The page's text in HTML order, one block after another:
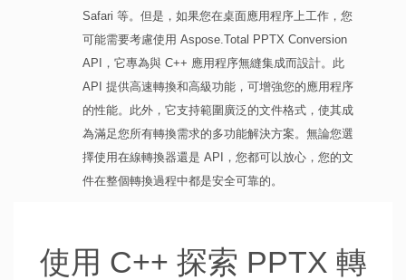
Safari 等。但是，如果您在桌面應用程序上工作，您
可能需要考慮使用 Aspose.Total PPTX Conversion
API，它專為與 C++ 應用程序無縫集成而設計。此
API 提供高速轉換和高級功能，可增強您的應用程序
的性能。此外，它支持範圍廣泛的文件格式，使其成
為滿足您所有轉換需求的多功能解決方案。無論您選
擇使用在線轉換器還是 API，您都可以放心，您的文
件在整個轉換過程中都是安全可靠的。
使用 C++ 探索 PPTX 轉